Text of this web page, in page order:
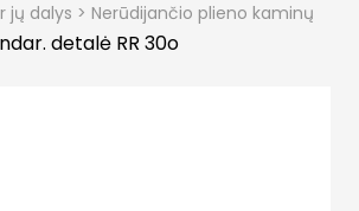
jų dalys > Nerūdijančio plieno kaminų
detalė RR 30o